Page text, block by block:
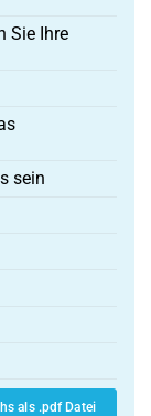
Sie Ihre
sein
als .pdf Datei